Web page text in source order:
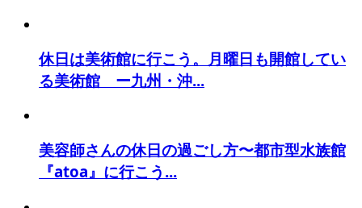
休日は美術館に行こう。月曜日も開館してい
る美術館 ー九州・沖...
美容師さんの休日の過ごし方〜都市型水族館
『atoa』に行こう...